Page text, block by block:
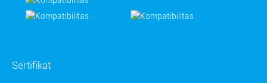
Sertifikat